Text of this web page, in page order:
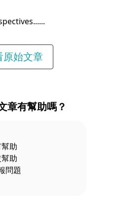
原始文章
章有幫助嗎？
助
助
問題